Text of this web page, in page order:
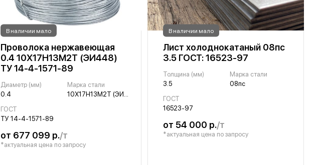
В наличии мало
Проволока нержавеющая
0.4 10Х17Н13М2Т (ЭИ448)
ТУ 14-4-1571-89
Диаметр (мм)
0.4
Марка стали
10Х17Н13М2Т (ЭИ448)
ГОСТ
ТУ 14-4-1571-89
от 677 099 р./т
*актуальная цена по запросу
В наличии мало
Лист холоднокатаный 08пс
3.5 ГОСТ: 16523-97
Толщина (мм)
3.5
Марка стали
08пс
ГОСТ
16523-97
от 54 000 р./т
*актуальная цена по запросу